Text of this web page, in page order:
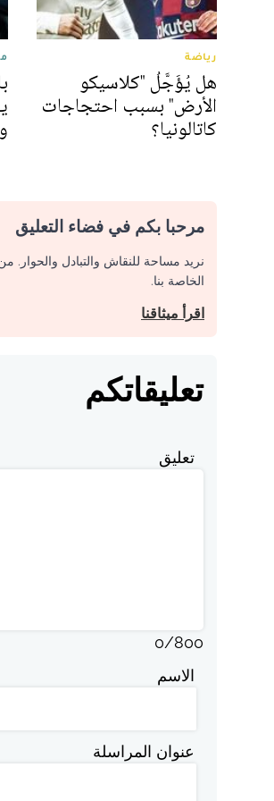
رياضة
هل يُؤَجَّلُ "كلاسيكو
الأرض" بسبب احتجاجات
كاتالونيا؟
مرحبا بكم في فضاء التعليق
نريد مساحة للنقاش والتبادل والحوار.
الخاصة بنا.
اقرأ ميثاقنا
تعليقاتكم
تعليق
0/800
الاسم
عنوان المراسلة